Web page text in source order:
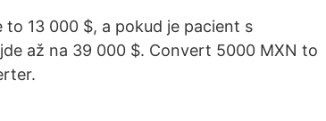
to 13 000 $, a pokud je pacient s
až na 39 000 $. Convert 5000 MXN to